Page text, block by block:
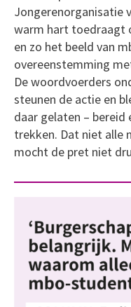
Jongerenorganisatie
warm hart toedraagt
en zo het beeld van
overeenstemming
De woordvoerders
steunen de actie en
daar gelaten –
trekken. Dat niet alle
mocht de pret niet